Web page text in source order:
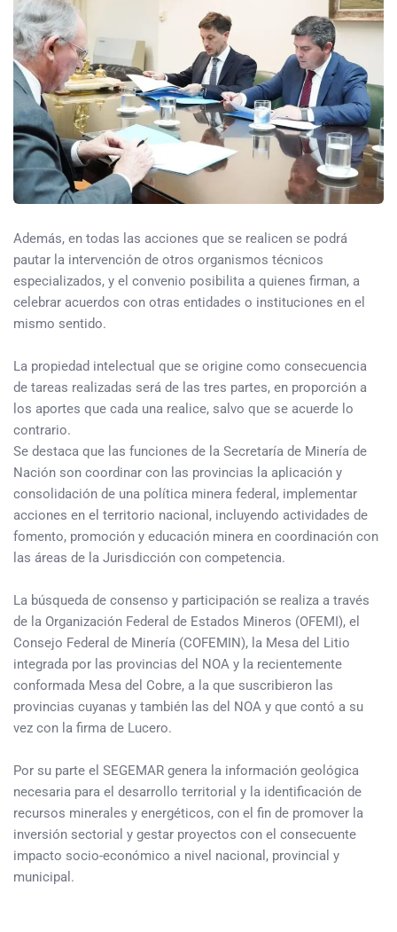
Además, en todas las acciones que se realicen se podrá
pautar la intervención de otros organismos técnicos
especializados, y el convenio posibilita a quienes firman, a
celebrar acuerdos con otras entidades o instituciones en el
mismo sentido.
La propiedad intelectual que se origine como consecuencia
de tareas realizadas será de las tres partes, en proporción a
los aportes que cada una realice, salvo que se acuerde lo
contrario.
Se destaca que las funciones de la Secretaría de Minería de
Nación son coordinar con las provincias la aplicación y
consolidación de una política minera federal, implementar
acciones en el territorio nacional, incluyendo actividades de
fomento, promoción y educación minera en coordinación con
las áreas de la Jurisdicción con competencia.
La búsqueda de consenso y participación se realiza a través
de la Organización Federal de Estados Mineros (OFEMI), el
Consejo Federal de Minería (COFEMIN), la Mesa del Litio
integrada por las provincias del NOA y la recientemente
conformada Mesa del Cobre, a la que suscribieron las
provincias cuyanas y también las del NOA y que contó a su
vez con la firma de Lucero.
Por su parte el SEGEMAR genera la información geológica
necesaria para el desarrollo territorial y la identificación de
recursos minerales y energéticos, con el fin de promover la
inversión sectorial y gestar proyectos con el consecuente
impacto socio-económico a nivel nacional, provincial y
municipal.